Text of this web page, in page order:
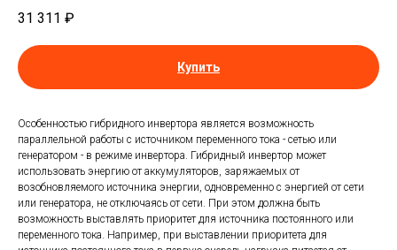
31 311 ₽
Купить
Особенностью гибридного инвертора является возможность
параллельной работы с источником переменного тока - сетью или
генератором - в режиме инвертора. Гибридный инвертор может
использовать энергию от аккумуляторов, заряжаемых от
возобновляемого источника энергии, одновременно с энергией от сети
или генератора, не отключаясь от сети. При этом должна быть
возможность выставлять приоритет для источника постоянного или
переменного тока. Например, при выставлении приоритета для